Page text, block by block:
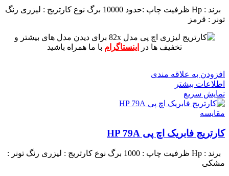
برند : Hp ظرفیت چاپ :حدود 10000 برگ نوع کارتریج : لیزری رنگ
تونر : قرمز
برای دیدن مدل های بیشتر و
تخفیف ها در
اینستاگرام با ما همراه باشید
افزودن به علاقه مندی
اطلاعات بیشتر
نمایش سریع
مقايسه
کارتریج فابریک اچ پی HP 79A
برند : Hp ظرفیت چاپ : 1000 برگ نوع کارتریج : لیزری رنگ تونر :
مشکی